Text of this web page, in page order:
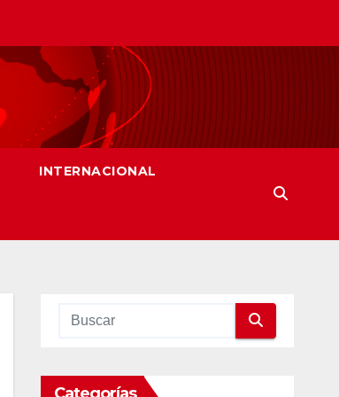
INTERNACIONAL